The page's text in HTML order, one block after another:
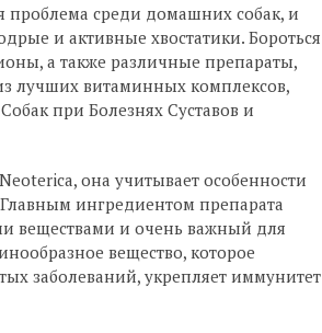
проблема среди домашних собак, и
и активные хвостатики. Бороться
а также различные препараты,
лучших витаминных комплексов,
при Болезнях Суставов и
она учитывает особенности
ингредиентом препарата
веществами и очень важный для
вещество, которое
заболеваний, укрепляет иммунитет